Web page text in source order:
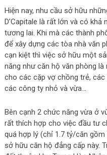
Hiện nay, nhu cầu sở hữu
D’Capitale là rất lớn và có
tương lai. Khi mà các thành
để xây dựng các tòa nhà văn
cạn kiệt thì việc sở hữu một
năng như căn hộ văn phòng
cho các cặp vợ chồng trẻ,
các công ty nhỏ và vừa…
Bên cạnh 2 chức năng vừa ở
rất thích hợp cho việc đầu tư
quá hợp lý (chỉ 1.7 tỷ/căn
sở hữu căn hộ đẳng cấp này.